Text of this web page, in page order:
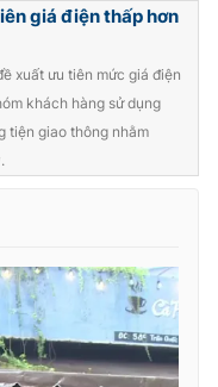
giá điện thấp hơn
xuất ưu tiên mức giá điện
khách hàng sử dụng
tiện giao thông nhằm